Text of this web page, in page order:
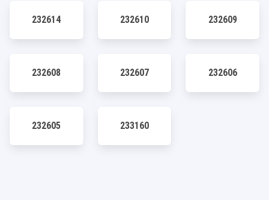
232614 232610 232609
232608 232607 232606
232605 233160